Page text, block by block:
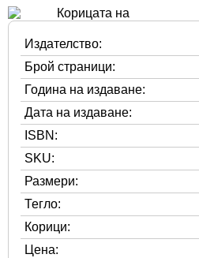
Издателство:
Брой страници:
Година на издаване:
Дата на издаване:
ISBN:
SKU:
Размери:
Тегло:
Корици:
Цена: